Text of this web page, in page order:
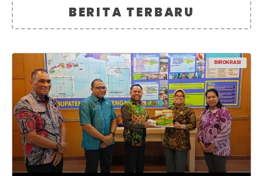
BERITA TERBARU
BIROKRASI